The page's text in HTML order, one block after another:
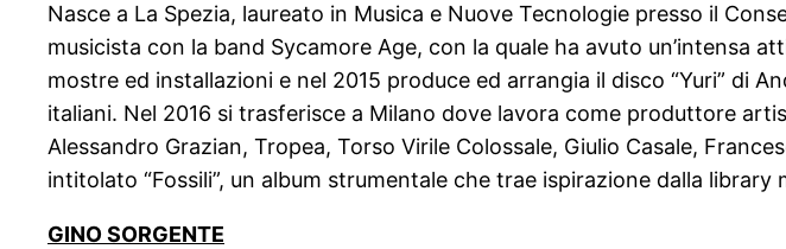
Nasce a La Spezia, laureato in Musica e Nuove Tecnologie presso il
musicista con la band Sycamore Age, con la quale ha avuto un’intensa
mostre ed installazioni e nel 2015 produce ed arrangia il disco “Yuri” di
italiani. Nel 2016 si trasferisce a Milano dove lavora come produttore
Alessandro Grazian, Tropea, Torso Virile Colossale, Giulio Casale,
intitolato “Fossili”, un album strumentale che trae ispirazione dalla
GINO SORGENTE